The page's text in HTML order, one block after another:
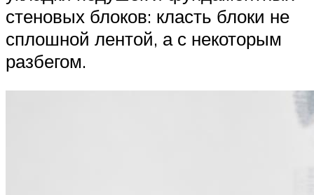
стеновых блоков: класть блоки не
сплошной лентой, а с некоторым
разбегом.